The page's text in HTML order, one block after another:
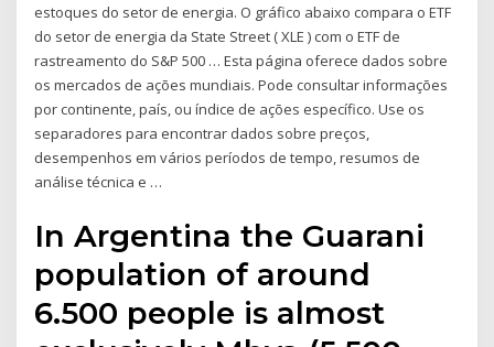
estoques do setor de energia. O gráfico abaixo compara o ETF
do setor de energia da State Street ( XLE ) com o ETF de
rastreamento do S&P 500 … Esta página oferece dados sobre
os mercados de ações mundiais. Pode consultar informações
por continente, país, ou índice de ações específico. Use os
separadores para encontrar dados sobre preços,
desempenhos em vários períodos de tempo, resumos de
análise técnica e …
In Argentina the Guarani
population of around
6.500 people is almost